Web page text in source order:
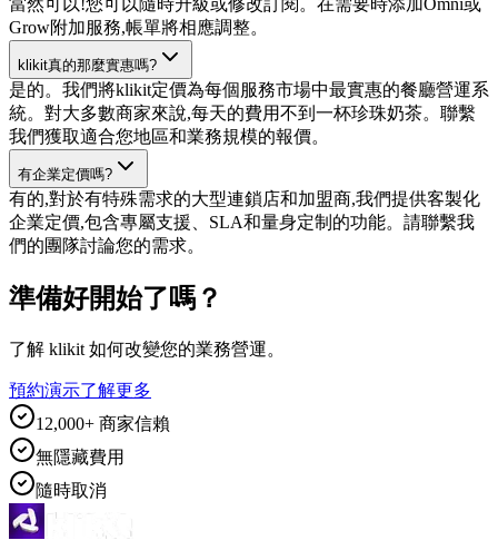
Grow附加服務,帳單將相應調整。
klikit真的那麼實惠嗎?
是的。我們將klikit定價為每個服務市場中最實惠的餐廳營運系
統。對大多數商家來說,每天的費用不到一杯珍珠奶茶。聯繫
我們獲取適合您地區和業務規模的報價。
有企業定價嗎?
有的,對於有特殊需求的大型連鎖店和加盟商,我們提供客製化
企業定價,包含專屬支援、SLA和量身定制的功能。請聯繫我
們的團隊討論您的需求。
準備好開始了嗎？
了解 klikit 如何改變您的業務營運。
預約演示了解更多
12,000+ 商家信賴
無隱藏費用
隨時取消